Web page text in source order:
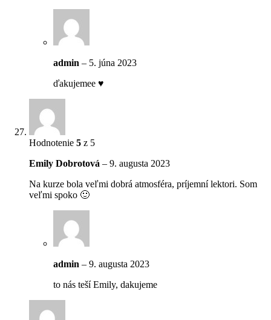
admin – 5. júna 2023
ďakujemee ♥
Hodnotenie 5 z 5
Emily Dobrotová – 9. augusta 2023
Na kurze bola veľmi dobrá atmosféra, príjemní lektori. Som
veľmi spoko 🙂
admin – 9. augusta 2023
to nás teší Emily, dakujeme